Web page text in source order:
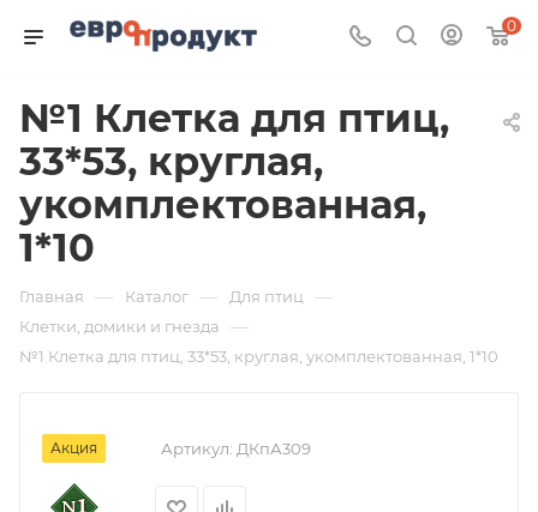
0
№1 Клетка для птиц,
33*53, круглая,
укомплектованная,
1*10
Главная — Каталог — Для птиц —
Клетки, домики и гнезда —
№1 Клетка для птиц, 33*53, круглая, укомплектованная, 1*10
Акция Артикул: ДКпА309